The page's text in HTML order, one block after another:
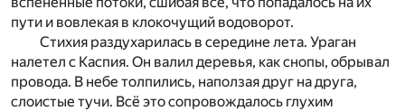
пути и вовлекая в клокочущий водоворот.
Стихия раздухарилась в середине лета. Ураган
налетел с Каспия. Он валил деревья, как снопы, обрывал
провода. В небе толпились, наползая друг на друга,
слоистые тучи. Всё это сопровождалось глухим